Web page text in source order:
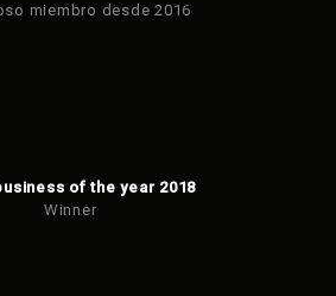
miembro desde 2016
of the year 2018
Winner